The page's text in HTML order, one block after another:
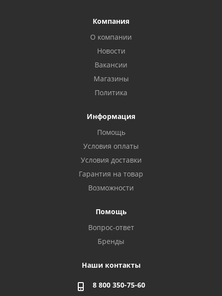
Компания
О компании
Новости
Вакансии
Магазины
Политика
Информация
Помощь
Условия оплаты
Условия доставки
Гарантия на товар
Возможности
Помощь
Вопрос-ответ
Бренды
Наши контакты
8 800 350-75-60